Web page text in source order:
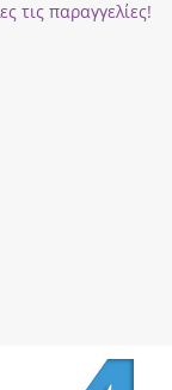
παραγγελίες!